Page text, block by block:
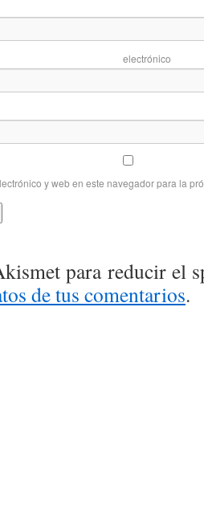
y web en este navegador para la
para reducir el
de tus comentarios.